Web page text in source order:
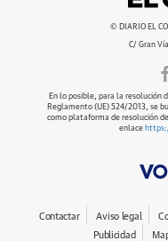
© DIARIO EL
C/ Gran
En lo posible, para la resolución
Reglamento (UE) 524/2013, se
como plataforma de resolución
enlace
Contactar Aviso legal
Publicidad